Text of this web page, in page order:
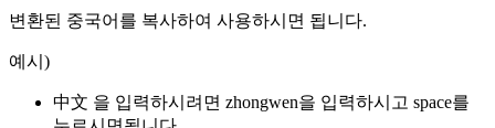
변환된 중국어를 복사하여 사용하시면 됩니다.
예시)
中文 을 입력하시려면 zhongwen을 입력하시고 space를